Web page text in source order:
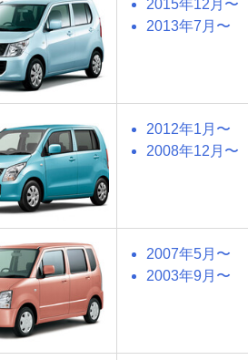
2015年12月〜
2013年7月〜
2012年1月〜
2008年12月〜
2007年5月〜
2003年9月〜